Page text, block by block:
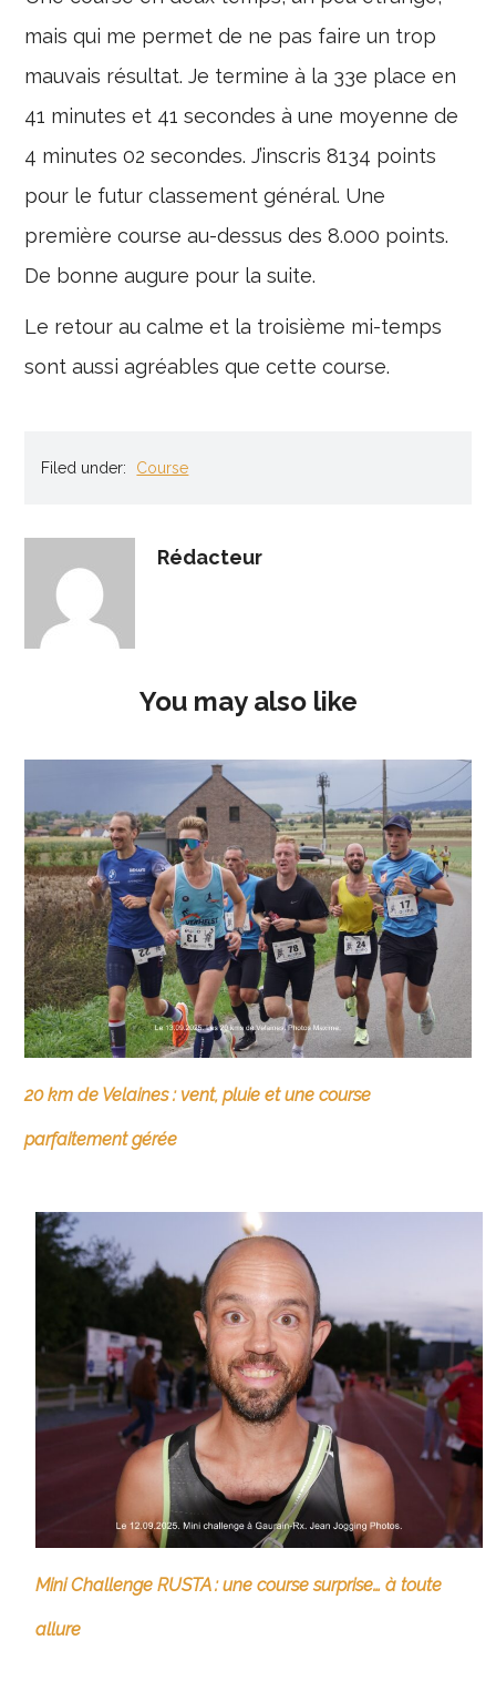
mais qui me permet de ne pas faire un trop
mauvais résultat. Je termine à la 33e place en
41 minutes et 41 secondes à une moyenne de
4 minutes 02 secondes. J’inscris 8134 points
pour le futur classement général. Une
première course au-dessus des 8.000 points.
De bonne augure pour la suite.
Le retour au calme et la troisième mi-temps
sont aussi agréables que cette course.
Filed under: Course
Rédacteur
You may also like
20 km de Velaines : vent, pluie et une course
parfaitement gérée
Mini Challenge RUSTA : une course surprise… à toute
allure